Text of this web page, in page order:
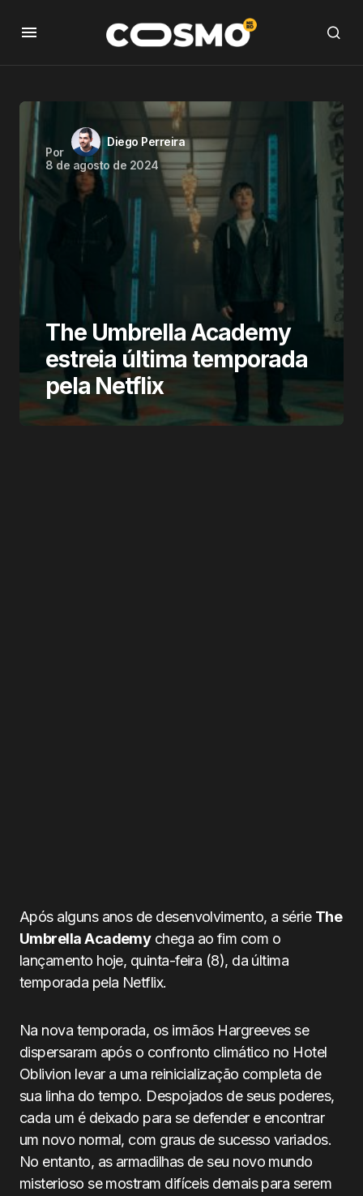
Por
Diego Perreira
8 de agosto de 2024
The Umbrella Academy
estreia última temporada
pela Netflix
Após alguns anos de desenvolvimento, a série The
Umbrella Academychega ao fim com o
lançamento hoje, quinta-feira (8), da última
temporada pela Netflix.
Na nova temporada, os irmãos Hargreeves se
dispersaram após o confronto climático no Hotel
Oblivion levar a uma reinicialização completa de
sua linha do tempo. Despojados de seus poderes,
cada um é deixado para se defender e encontrar
um novo normal, com graus de sucesso variados.
No entanto, as armadilhas de seu novo mundo
misterioso se mostram difíceis demais para serem